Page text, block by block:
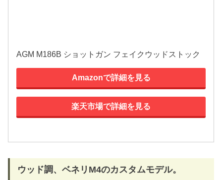
AGM M186B ショットガン フェイクウッドストック
Amazonで詳細を見る
楽天市場で詳細を見る
ウッド調、ベネリM4のカスタムモデル。